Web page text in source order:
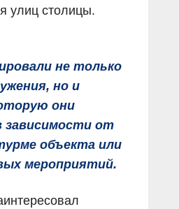
улиц столицы.
не только
но и
они
зависимости от
объекта или
мероприятий.